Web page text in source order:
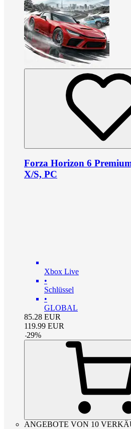
Forza Horizon 6
X/S, PC
Xbox Live
•
Schlüssel
•
GLOBAL
85.28 EUR
119.99 EUR
-29%
ANGEBOTE VON 10